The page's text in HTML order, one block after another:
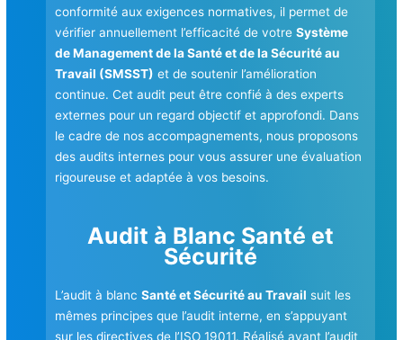
conformité aux exigences normatives, il permet de
vérifier annuellement l’efficacité de votreSystème
de Management de la Santé et de la Sécurité au
Travail (SMSST) et de soutenir l’amélioration
continue. Cet audit peut être confié à des experts
externes pour un regard objectif et approfondi. Dans
le cadre de nos accompagnements, nous proposons
des audits internes pour vous assurer une évaluation
rigoureuse et adaptée à vos besoins.
Audit à Blanc Santé et
Sécurité
L’audit à blancSanté et Sécurité au Travail suit les
mêmes principes que l’audit interne, en s’appuyant
sur les directives de l’ISO 19011. Réalisé avant l’audit